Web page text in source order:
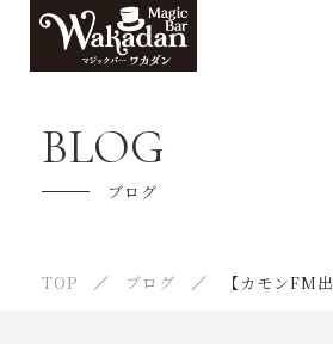
マジックショーご利用の流れ
BLOG
ブログ
TOP ブログ 【カモンFM